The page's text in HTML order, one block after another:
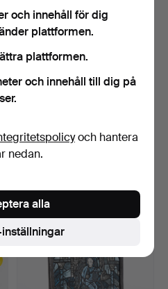
signerad, numrerad …
Klubbades 12 jul 2026
och innehåll för dig
plattformen.
plattformen.
och innehåll till dig på
och hantera
nedan.
alla